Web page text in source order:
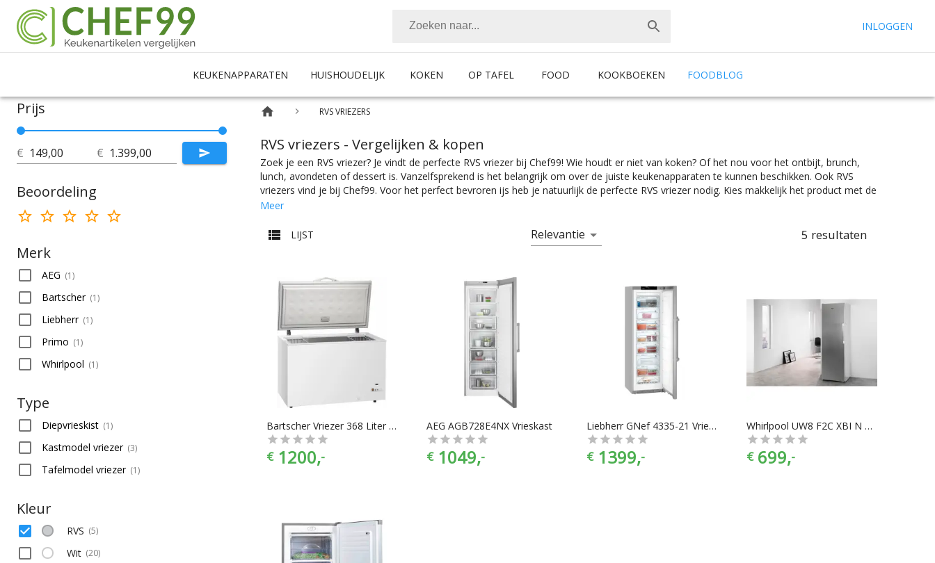
INLOGGEN
KEUKENAPPARATEN HUISHOUDELIJK KOKEN OP TAFEL FOOD KOOKBOEKEN FOODBLOG
Prijs
€ €
Beoordeling
Merk
AEG (1)
Bartscher (1)
Liebherr (1)
Primo (1)
Whirlpool (1)
Type
Diepvrieskist (1)
Kastmodel vriezer (3)
Tafelmodel vriezer (1)
Kleur
RVS (5)
Wit (20)
RVS VRIEZERS
RVS vriezers - Vergelijken & kopen
Zoek je een RVS vriezer? Je vindt de perfecte RVS vriezer bij Chef99! Wie houdt er niet van koken? Of het nou voor het ontbijt, brunch,
lunch, avondeten of dessert is. Vanzelfsprekend is het belangrijk om over de juiste keukenapparaten te kunnen beschikken. Ook RVS
vriezers vind je bij Chef99. Voor het perfect bevroren ijs heb je natuurlijk de perfecte RVS vriezer nodig. Kies makkelijk het product met de
juiste specificaties. Of je nou een tafelmodel vriezer zoekt, een inbouw vriezer of een vrijstaande vriezer, je vindt makkelijk wat je nodig
wat wils. En met ook nog eens de juiste merkselectie vind je makkelijk jouw favoriete merk.
Meer
LIJST Relevantie 5 resultaten
Bartscher Vriezer 368 Liter | Staal/Aluminium | 83(h) x 127.5(b) x 67(d) cm
€ 1200,-
AEG AGB728E4NX Vrieskast
€ 1049,-
Liebherr GNef 4335-21 Vriezer
€ 1399,-
Whirlpool UW8 F2C XBI N 2 Vriezer Aluminium
€ 699,-